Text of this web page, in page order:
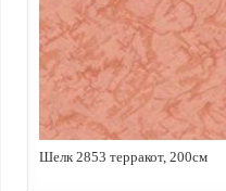
Шелк 2853 терракот, 200см